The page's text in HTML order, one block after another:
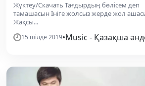
Жүктеу/Скачать Тағдырдың бөлісем деп
тамашасын Ініге жолсыз жерде жол
Жақсы...
15 шілде 2019•Music - Қазақша